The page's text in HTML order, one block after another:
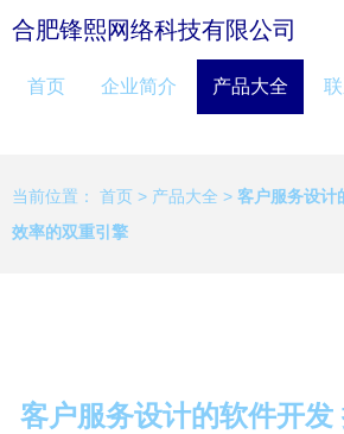
合肥锋熙网络科技有限公司
首页 企业简介 产品大全
当前位置： 首页 > 产品大全 > 客户服务设计
效率的双重引擎
客户服务设计的软件开发